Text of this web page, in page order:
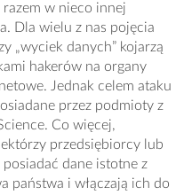
w nieco innej
Dla wielu z nas pojęcia
„wyciek danych” kojarzą
hakerów na organy
Jednak celem ataku
przez podmioty z
Co więcej,
przedsiębiorcy lub
dane istotne z
państwa i włączają ich do